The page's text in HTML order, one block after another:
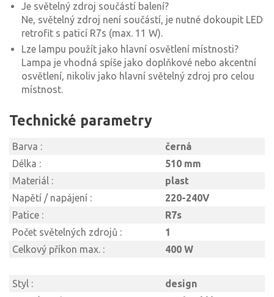
Je světelný zdroj součástí balení?
Ne, světelný zdroj není součástí, je nutné dokoupit LED
retrofit s paticí R7s (max. 11 W).
Lze lampu použít jako hlavní osvětlení místnosti?
Lampa je vhodná spíše jako doplňkové nebo akcentní
osvětlení, nikoliv jako hlavní světelný zdroj pro celou
místnost.
Technické parametry
Barva :
černá
Délka :
510 mm
Materiál :
plast
Napětí / napájení :
220-240V
Patice :
R7s
Počet světelných zdrojů :
1
Celkový příkon max. :
400 W
Styl :
design